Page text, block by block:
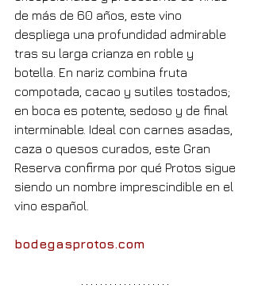
de más de 60 años, este vino
despliega una profundidad admirable
tras su larga crianza en roble y
botella. En nariz combina fruta
compotada, cacao y sutiles tostados;
en boca es potente, sedoso y de final
interminable. Ideal con carnes asadas,
caza o quesos curados, este Gran
Reserva confirma por qué Protos sigue
siendo un nombre imprescindible en el
vino español.
bodegasprotos.com